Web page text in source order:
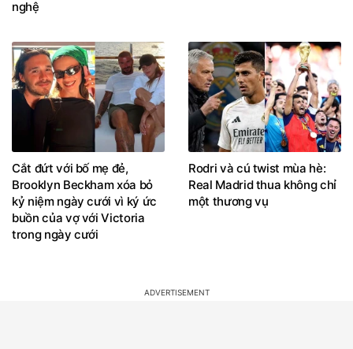
Cắt đứt với bố mẹ đẻ,
Brooklyn Beckham xóa bỏ
kỷ niệm ngày cưới vì ký ức
buồn của vợ với Victoria
trong ngày cưới
Rodri và cú twist mùa hè:
Real Madrid thua không chỉ
một thương vụ